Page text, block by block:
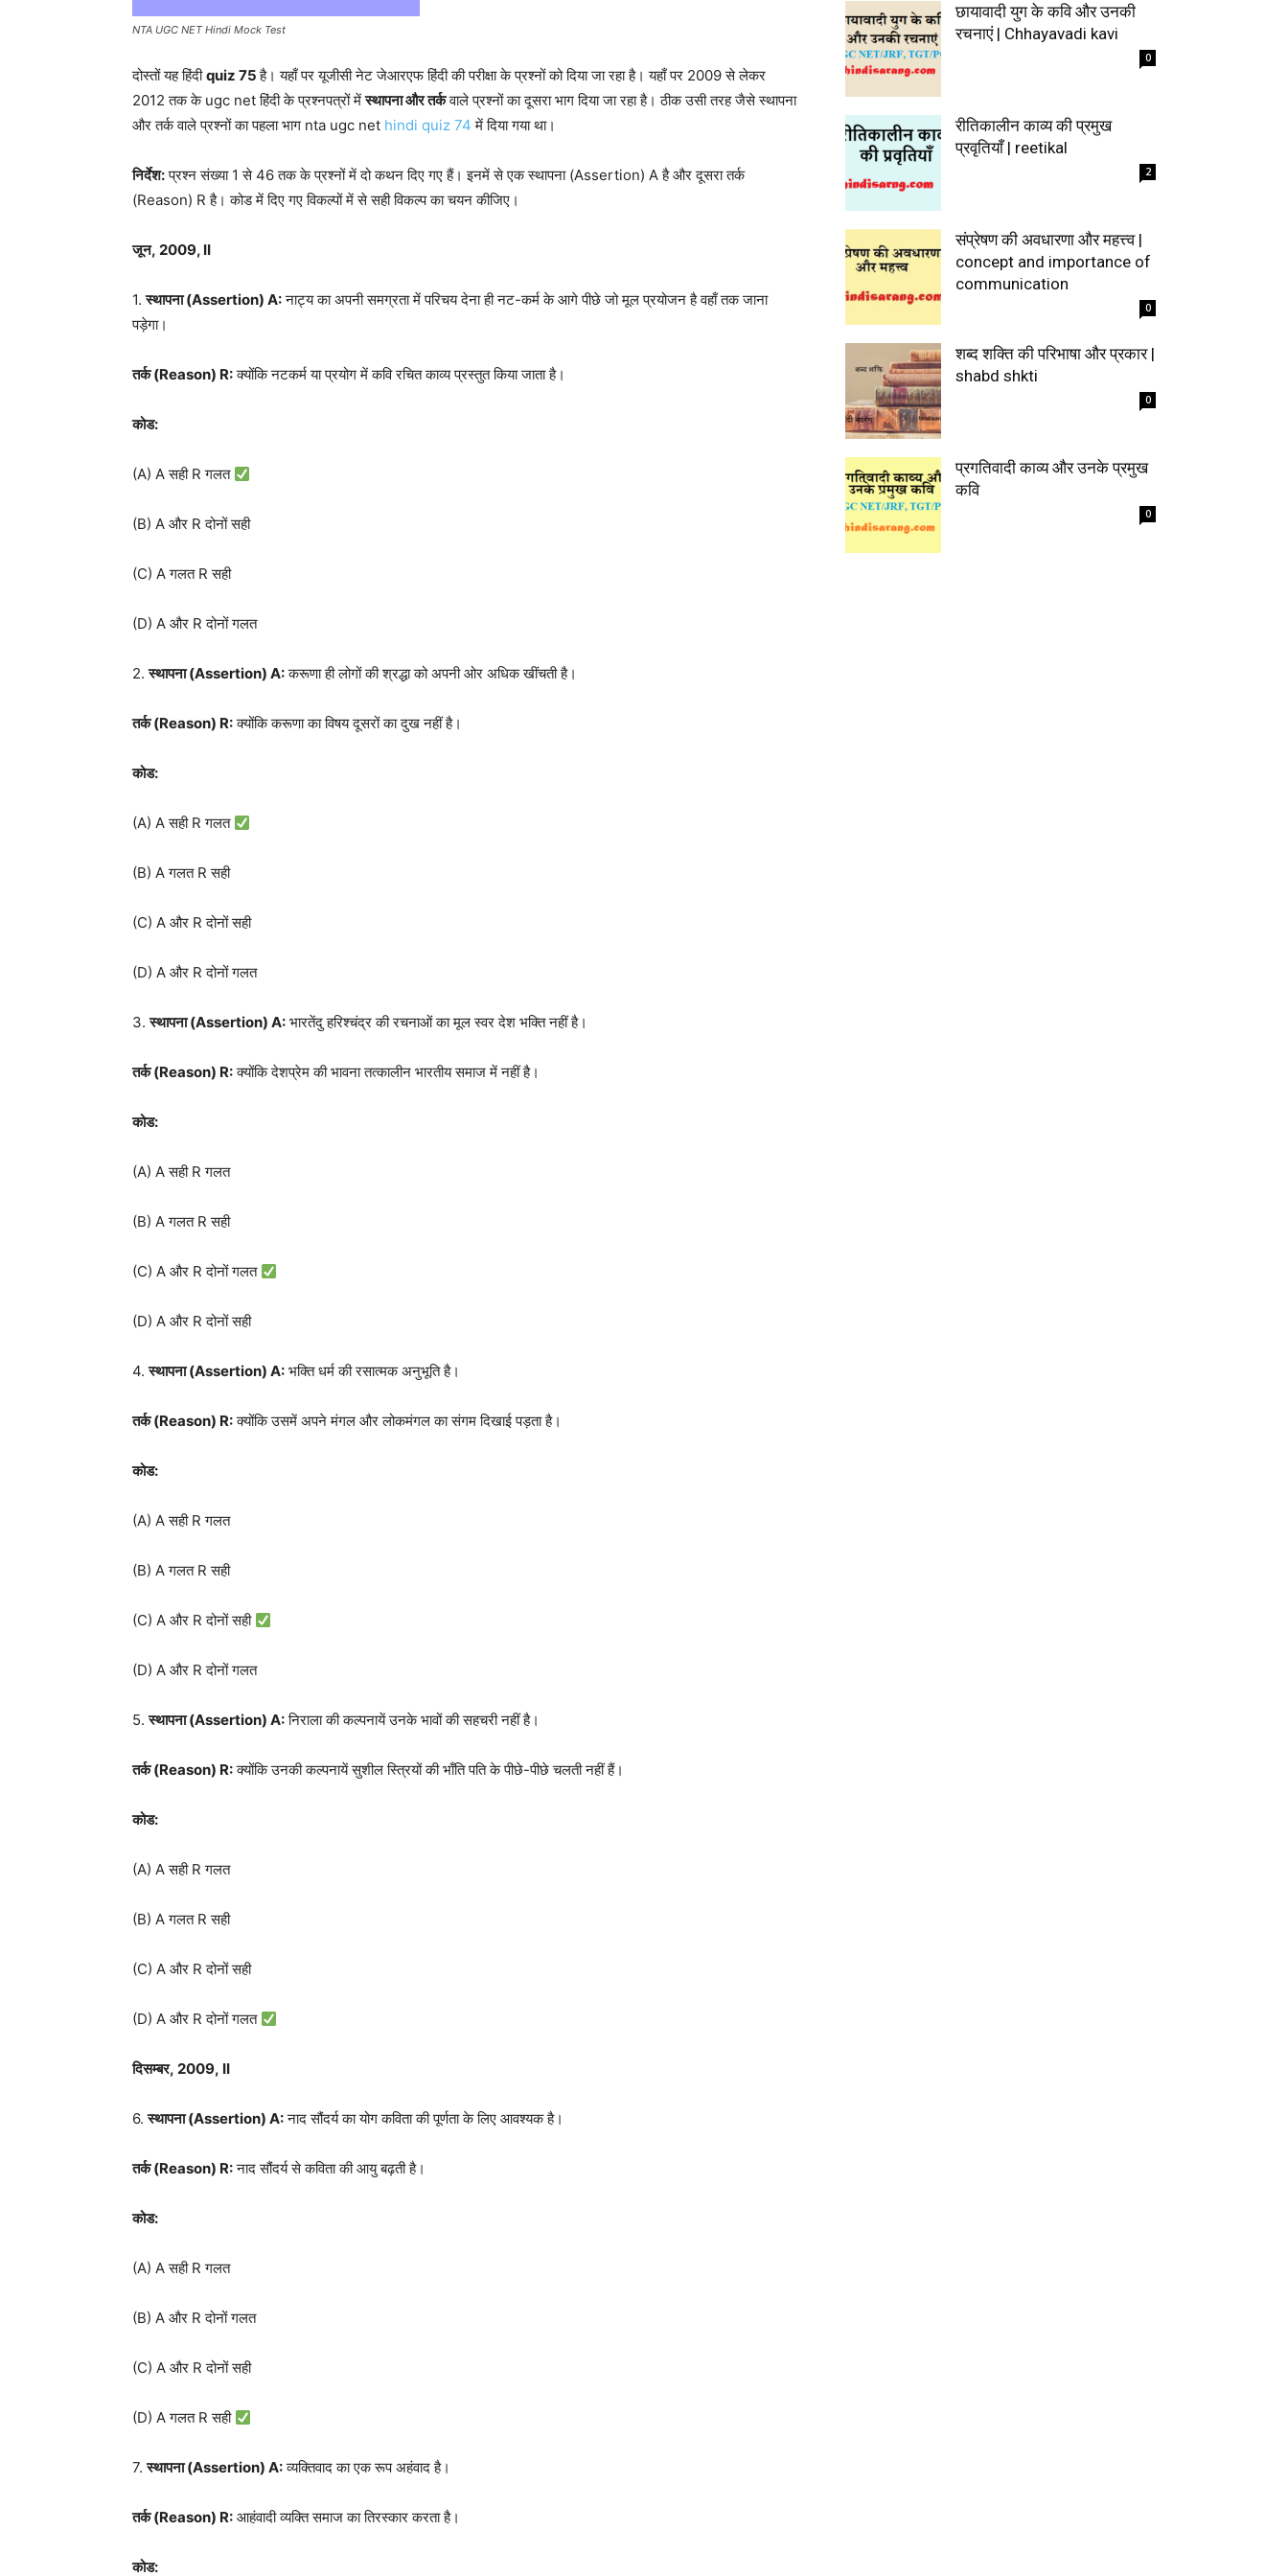
NTA UGC NET Hindi Mock Test
दोस्तों यह हिंदीquiz 75है। यहाँ पर यूजीसी नेट जेआरएफ हिंदी की परीक्षा के प्रश्नों को दिया जा रहा है। यहाँ पर 2009 से लेकर
2012 तक के ugc net हिंदी के प्रश्नपत्रों मेंस्थापना और तर्कवाले प्रश्नों का दूसरा भाग दिया जा रहा है। ठीक उसी तरह जैसे स्थापना
और तर्क वाले प्रश्नों का पहला भाग nta ugc net hindi quiz 74 में दिया गया था।
निर्देश:प्रश्न संख्या 1 से 46 तक के प्रश्नों में दो कथन दिए गए हैं। इनमें से एक स्थापना (Assertion) A है और दूसरा तर्क
(Reason) R है। कोड में दिए गए विकल्पों में से सही विकल्प का चयन कीजिए।
जून, 2009, II
1.स्थापना (Assertion) A:नाट्य का अपनी समग्रता में परिचय देना ही नट-कर्म के आगे पीछे जो मूल प्रयोजन है वहाँ तक जाना
पड़ेगा।
तर्क (Reason) R:क्योंकि नटकर्म या प्रयोग में कवि रचित काव्य प्रस्तुत किया जाता है।
कोड:
(A) A सही R गलत
(B) A और R दोनों सही
(C) A गलत R सही
(D) A और R दोनों गलत
2.स्थापना (Assertion) A:करूणा ही लोगों की श्रद्धा को अपनी ओर अधिक खींचती है।
तर्क (Reason) R:क्योंकि करूणा का विषय दूसरों का दुख नहीं है।
कोड:
(A) A सही R गलत
(B) A गलत R सही
(C) A और R दोनों सही
(D) A और R दोनों गलत
3.स्थापना (Assertion) A: भारतेंदु हरिश्चंद्र की रचनाओं का मूल स्वर देश भक्ति नहीं है।
तर्क (Reason) R:क्योंकि देशप्रेम की भावना तत्कालीन भारतीय समाज में नहीं है।
कोड:
(A) A सही R गलत
(B) A गलत R सही
(C) A और R दोनों गलत
(D) A और R दोनों सही
4.स्थापना (Assertion) A: भक्ति धर्म की रसात्मक अनुभूति है।
तर्क (Reason) R:क्योंकि उसमें अपने मंगल और लोकमंगल का संगम दिखाई पड़ता है।
कोड:
(A) A सही R गलत
(B) A गलत R सही
(C) A और R दोनों सही
(D) A और R दोनों गलत
5.स्थापना (Assertion) A:निराला की कल्पनायें उनके भावों की सहचरी नहीं है।
तर्क (Reason) R:क्योंकि उनकी कल्पनायें सुशील स्त्रियों की भाँति पति के पीछे-पीछे चलती नहीं हैं।
कोड:
(A) A सही R गलत
(B) A गलत R सही
(C) A और R दोनों सही
(D) A और R दोनों गलत
दिसम्बर, 2009, II
6.स्थापना (Assertion) A:नाद सौंदर्य का योग कविता की पूर्णता के लिए आवश्यक है।
तर्क (Reason) R:नाद सौंदर्य से कविता की आयु बढ़ती है।
कोड:
(A) A सही R गलत
(B) A और R दोनों गलत
(C) A और R दोनों सही
(D) A गलत R सही
7.स्थापना (Assertion) A:व्यक्तिवाद का एक रूप अहंवाद है।
तर्क (Reason) R: आहंवादी व्यक्ति समाज का तिरस्कार करता है।
कोड:
छायावादी युग के कवि और उनकी
रचनाएं | Chhayavadi kavi
0
रीतिकालीन काव्य की प्रमुख
प्रवृतियाँ | reetikal
2
संप्रेषण की अवधारणा और महत्त्व |
concept and importance of
communication
0
शब्द शक्ति की परिभाषा और प्रकार |
shabd shkti
0
प्रगतिवादी काव्य और उनके प्रमुख
कवि
0